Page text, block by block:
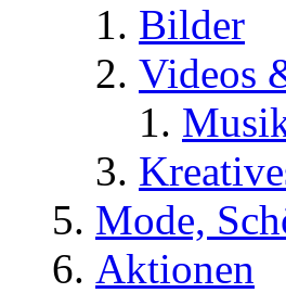
Bilder
Videos
Mode,
Aktionen